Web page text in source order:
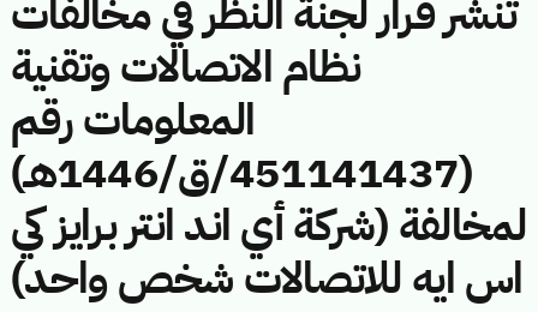
تنشر قرار لجنة النظر في مخالفات
نظام الاتصالات وتقنية
المعلومات رقم
(451141437/ق/1446هـ)
لمخالفة (شركة أي اند انتر برايز كي
اس ايه للاتصالات شخص واحد)